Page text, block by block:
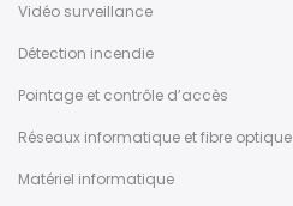
Vidéo surveillance
Détection incendie
Pointage et contrôle d’accès
Réseaux informatique et fibre optique
Matériel informatique